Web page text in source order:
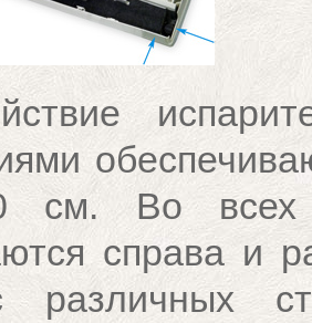
см. Во всех
справа и
различных